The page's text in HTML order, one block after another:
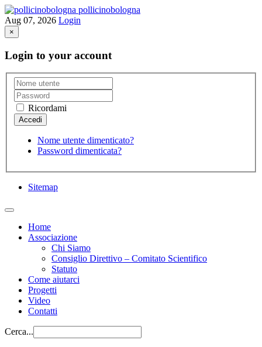
pollicinobologna
Aug 07, 2026 Login
×
Login to your account
Ricordami
Nome utente dimenticato?
Password dimenticata?
Sitemap
Home
Associazione
Chi Siamo
Consiglio Direttivo – Comitato Scientifico
Statuto
Come aiutarci
Progetti
Video
Contatti
Cerca...